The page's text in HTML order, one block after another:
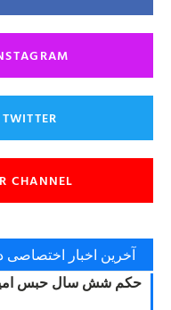
CHANNEL
آخرین اخبار اختصاصی
حکم شش سال حبس